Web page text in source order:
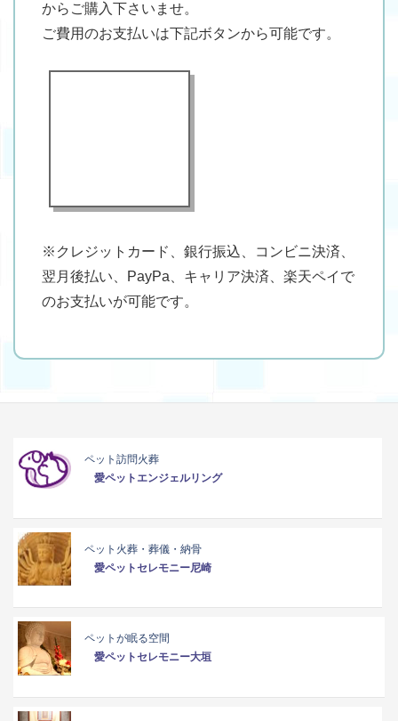
からご購入下さいませ。
ご費用のお支払いは下記ボタンから可能です。
※クレジットカード、銀行振込、コンビニ決済、
翌月後払い、PayPa、キャリア決済、楽天ペイで
のお支払いが可能です。
ペット訪問火葬
愛ペットエンジェルリング
ペット火葬・葬儀・納骨
愛ペットセレモニー尼崎
ペットが眠る空間
愛ペットセレモニー大垣